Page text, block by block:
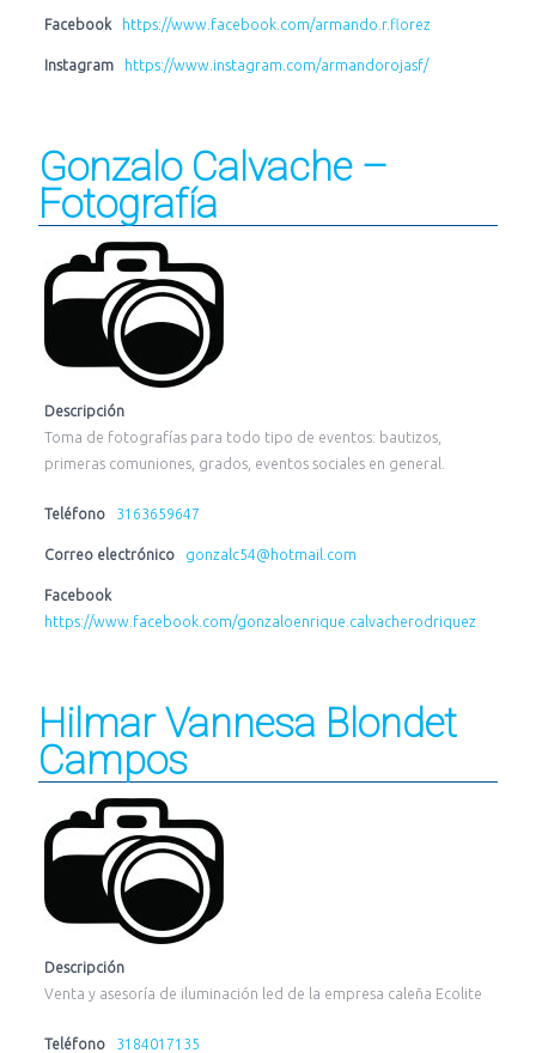
Facebook https://www.facebook.com/armando.r.florez
Instagram https://www.instagram.com/armandorojasf/
Gonzalo Calvache –
Fotografía
Descripción
Toma de fotografías para todo tipo de eventos: bautizos,
primeras comuniones, grados, eventos sociales en general.
Teléfono 3163659647
Correo electrónico gonzalc54@hotmail.com
Facebook
https://www.facebook.com/gonzaloenrique.calvacherodriquez
Hilmar Vannesa Blondet
Campos
Descripción
Venta y asesoría de iluminación led de la empresa caleña Ecolite
Teléfono 3184017135